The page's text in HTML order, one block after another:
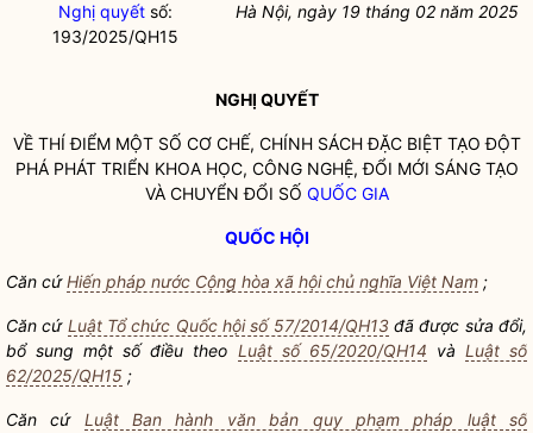
Nghị quyết số:
193/2025/QH15
Hà Nội, ngày 19 tháng 02 năm 2025
NGHỊ QUYẾT
VỀ THÍ ĐIỂM MỘT SỐ CƠ CHẾ, CHÍNH SÁCH ĐẶC BIỆT TẠO ĐỘT
PHÁ PHÁT TRIỂN KHOA HỌC, CÔNG NGHỆ, ĐỔI MỚI SÁNG TẠO
VÀ CHUYỂN ĐỔI SỐ QUỐC GIA
QUỐC HỘI
Căn cứHiến pháp nước Cộng hòa xã hội chủ nghĩa Việt Nam ;
Căn cứ Luật Tổ chức Quốc hội số 57/2014/QH13 đã được sửa đổi,
bổ sung một số điều theo Luật số 65/2020/QH14 và Luật số
62/2025/QH15 ;
Căn cứ Luật Ban hành văn bản quy phạm pháp luật số